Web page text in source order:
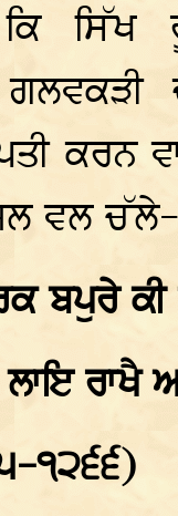
ਸਿੱਖ
ਵਲ ਚੱਲੇ-
ਬਪੁਰੇ
ਲਾਇ
੧੨੬੬)